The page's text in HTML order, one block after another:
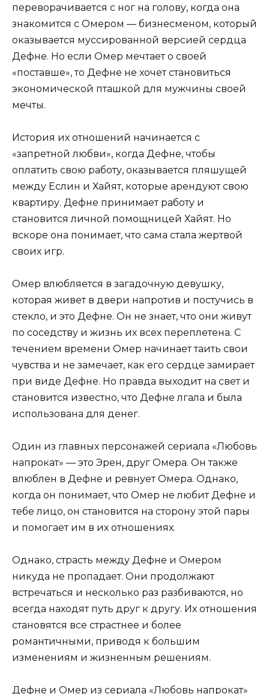
переворачивается с ног на голову, когда она
знакомится с Омером — бизнесменом, который
оказывается муссированной версией сердца
Дефне. Но если Омер мечтает о своей
«поставше», то Дефне не хочет становиться
экономической пташкой для мужчины своей
мечты.
История их отношений начинается с
«запретной любви», когда Дефне, чтобы
оплатить свою работу, оказывается пляшущей
между Еслин и Хайят, которые арендуют свою
квартиру. Дефне принимает работу и
становится личной помощницей Хайят. Но
вскоре она понимает, что сама стала жертвой
своих игр.
Омер влюбляется в загадочную девушку,
которая живет в двери напротив и постучись в
стекло, и это Дефне. Он не знает, что они живут
по соседству и жизнь их всех переплетена. С
течением времени Омер начинает таить свои
чувства и не замечает, как его сердце замирает
при виде Дефне. Но правда выходит на свет и
становится известно, что Дефне лгала и была
использована для денег.
Один из главных персонажей сериала «Любовь
напрокат» — это Эрен, друг Омера. Он также
влюблен в Дефне и ревнует Омера. Однако,
когда он понимает, что Омер не любит Дефне и
тебе лицо, он становится на сторону этой пары
и помогает им в их отношениях.
Однако, страсть между Дефне и Омером
никуда не пропадает. Они продолжают
встречаться и несколько раз разбиваются, но
всегда находят путь друг к другу. Их отношения
становятся все страстнее и более
романтичными, приводя к большим
изменениям и жизненным решениям.
Дефне и Омер из сериала «Любовь напрокат»